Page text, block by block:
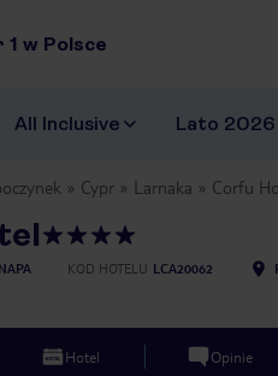
1 w Polsce
All Inclusive Lato 2026
Cypr Larnaka Corfu
KOD HOTELU LCA20062
Hotel Opinie